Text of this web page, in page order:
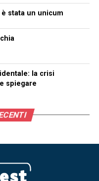
stata un unicum
la crisi
spiegare